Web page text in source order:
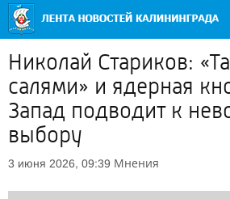
Николай Стариков:
салями» и ядерная
Запад подводит к
выбору
3 июня 2026, 09:39 Мнения